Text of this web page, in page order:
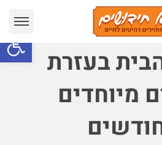
פתח
בעזרת
מיוחדים